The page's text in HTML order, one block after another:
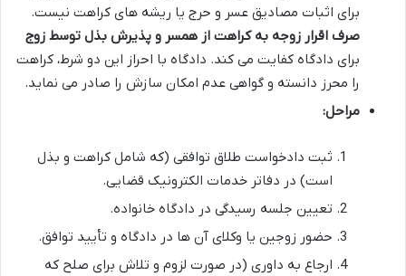
برای اثبات مصادیق عسر و حرج یا ریشه های کراهت نیست.
صرف اقرار زوجه به کراهت از همسر و پذیرش بذل توسط زوج
برای دادگاه کفایت می کند. دادگاه با احراز این دو شرط، کراهت
را محرز دانسته و گواهی عدم امکان سازش را صادر می نماید.
مراحل:
ثبت دادخواست طلاق توافقی (که شامل کراهت و بذل
است) در دفاتر خدمات الکترونیک قضایی.
تعیین جلسه رسیدگی در دادگاه خانواده.
حضور زوجین یا وکلای آن ها در دادگاه و تأیید توافق.
ارجاع به داوری (در صورت لزوم و تلاش برای صلح که